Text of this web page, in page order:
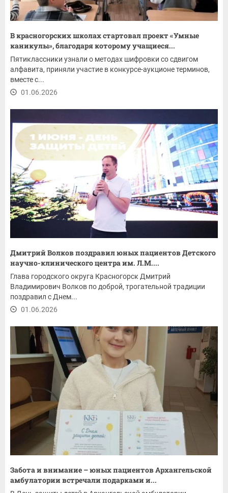
В красногорских школах стартовал проект «Умные
каникулы», благодаря которому учащиеся...
Пятиклассники узнали о методах шифровки со сдвигом
алфавита, приняли участие в конкурсе-аукционе терминов,
вместе с...
01.06.2026
Дмитрий Волков поздравил юных пациентов Детского
научно-клинического центра им. Л.М....
Глава городского округа Красногорск Дмитрий
Владимирович Волков по доброй, трогательной традиции
поздравил с Днем...
01.06.2026
Забота и внимание – юных пациентов Архангельской
амбулатории встречали подарками и...